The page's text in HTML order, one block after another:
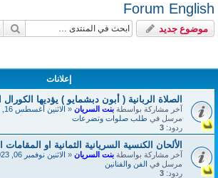
Forum English
موضوع جديد
إعلانات
الصلاة الربانية ( أبون دبشمايو ) يؤديها
آخر مشاركة بواسطةبنت السريان«الاثنين أغسطس 16, 2021 12:17 pm
مرسل فيطلب صلوات وتضرعات
ردود: 3
الألحان الكنسية السريانية الثمانية او المقامات
آخر مشاركة بواسطةبنت السريان«الاثنين نوفمبر 06, 2023 4:57 pm
مرسل فيالفن والفنانين
ردود: 3